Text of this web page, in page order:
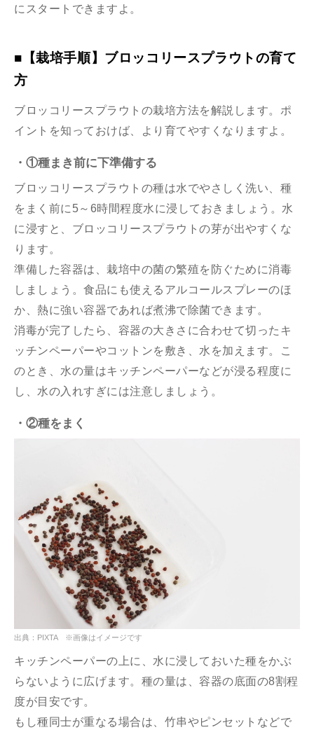
にスタートできますよ。
■【栽培手順】ブロッコリースプラウトの育て
方
ブロッコリースプラウトの栽培方法を解説します。ポ
イントを知っておけば、より育てやすくなりますよ。
・①種まき前に下準備する
ブロッコリースプラウトの種は水でやさしく洗い、種
をまく前に5～6時間程度水に浸しておきましょう。水
に浸すと、ブロッコリースプラウトの芽が出やすくな
ります。
準備した容器は、栽培中の菌の繁殖を防ぐために消毒
しましょう。食品にも使えるアルコールスプレーのほ
か、熱に強い容器であれば煮沸で除菌できます。
消毒が完了したら、容器の大きさに合わせて切ったキ
ッチンペーパーやコットンを敷き、水を加えます。こ
のとき、水の量はキッチンペーパーなどが浸る程度に
し、水の入れすぎには注意しましょう。
・②種をまく
出典：PIXTA ※画像はイメージです
キッチンペーパーの上に、水に浸しておいた種をかぶ
らないように広げます。種の量は、容器の底面の8割程
度が目安です。
もし種同士が重なる場合は、竹串やピンセットなどで